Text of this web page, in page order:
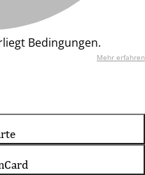
Bedingungen.
Mehr erfahren